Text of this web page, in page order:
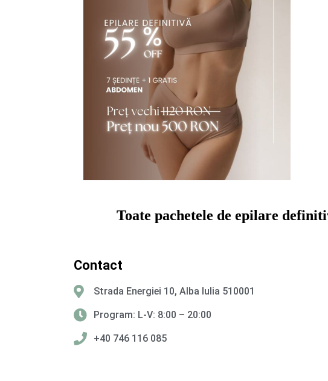
Toate pachetele de epilare
Contact
Strada Energiei 10, Alba Iulia 510001
Program: L-V: 8:00 – 20:00
+40 746 116 085